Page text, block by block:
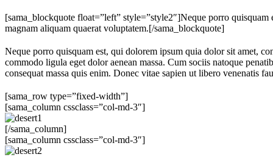
[sama_blockquote float=”left” style=”style2″]Neque porro
magnam aliquam quaerat voluptatem.[/sama_blockquote]
Neque porro quisquam est, qui dolorem ipsum quia dolor sit amet,
commodo ligula eget dolor aenean massa. Cum sociis natoque
consequat massa quis enim. Donec vitae sapien ut libero venenatis
[sama_row type=”fixed-width”]
[sama_column cssclass=”col-md-3″]
[/sama_column]
[sama_column cssclass=”col-md-3″]